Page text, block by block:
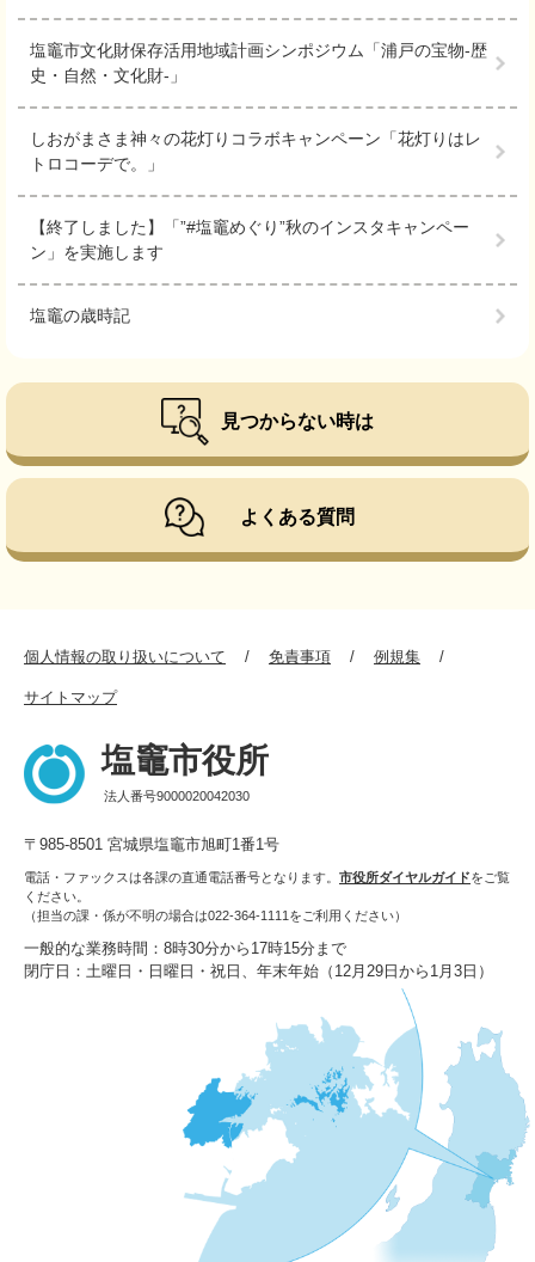
塩竈市文化財保存活用地域計画シンポジウム「浦戸の宝物-歴
史・自然・文化財-」
しおがまさま神々の花灯りコラボキャンペーン「花灯りはレ
トロコーデで。」
【終了しました】「”#塩竈めぐり”秋のインスタキャンペー
ン」を実施します
塩竈の歳時記
見つからない時は
よくある質問
個人情報の取り扱いについて 免責事項 例規集
サイトマップ
塩竈市役所
法人番号9000020042030
〒985-8501 宮城県塩竈市旭町1番1号
電話・ファックスは各課の直通電話番号となります。 市役所ダイヤルガイドをご覧
ください。
（担当の課・係が不明の場合は022-364-1111をご利用ください）
一般的な業務時間：8時30分から17時15分まで
閉庁日：土曜日・日曜日・祝日、年末年始（12月29日から1月3日）